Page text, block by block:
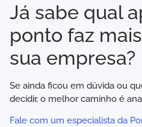
Já sabe qual
ponto faz
sua empresa?
Se ainda ficou em dúvida ou
decidir, o melhor caminho é
Fale com um especialista da